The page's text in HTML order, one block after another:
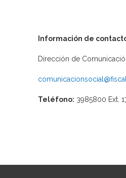
Información de
Dirección de
Teléfono: 3985800 Ext.